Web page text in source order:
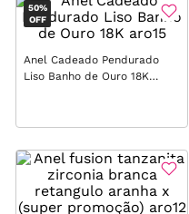
50%
OFF
Anel Cadeado Pendurado
Liso Banho de Ouro 18K